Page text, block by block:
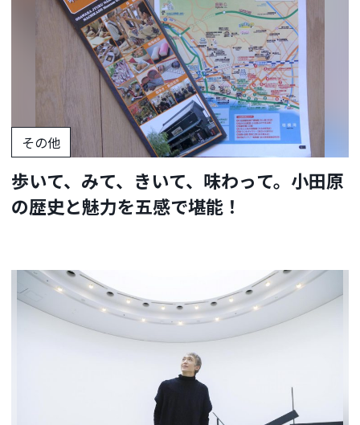
その他
歩いて、みて、きいて、味わって。小田原
の歴史と魅力を五感で堪能！